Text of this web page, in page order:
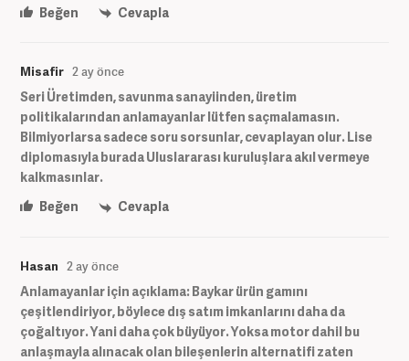
Beğen
Cevapla
Misafir 2 ay önce
Seri Üretimden, savunma sanayiinden, üretim
politikalarından anlamayanlar lütfen saçmalamasın.
Bilmiyorlarsa sadece soru sorsunlar, cevaplayan olur. Lise
diplomasıyla burada Uluslararası kuruluşlara akıl vermeye
kalkmasınlar.
Beğen
Cevapla
Hasan 2 ay önce
Anlamayanlar için açıklama: Baykar ürün gamını
çeşitlendiriyor, böylece dış satım imkanlarını daha da
çoğaltıyor. Yani daha çok büyüyor. Yoksa motor dahil bu
anlaşmayla alınacak olan bileşenlerin alternatifi zaten